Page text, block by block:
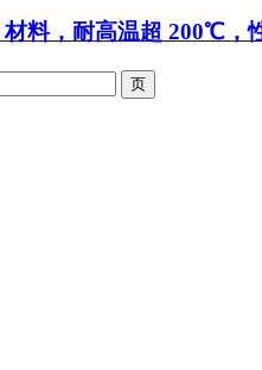
料，耐高温超 200℃，